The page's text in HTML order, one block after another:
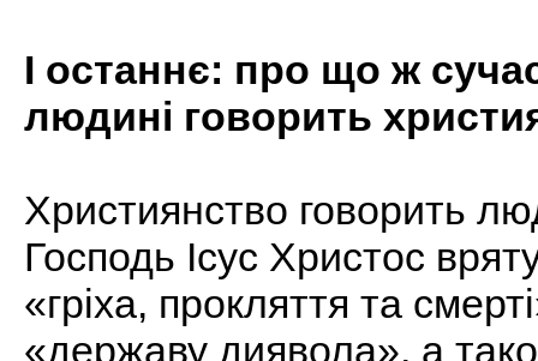
І останнє: про що ж
людині говорить
Християнство говорить
Господь Ісус Христос
«гріха, прокляття та
«державу диявола», а